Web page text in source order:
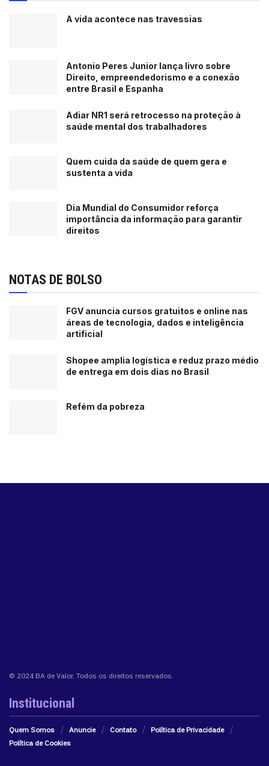
A vida acontece nas travessias
Antonio Peres Junior lança livro sobre
Direito, empreendedorismo e a conexão
entre Brasil e Espanha
Adiar NR1 será retrocesso na proteção à
saúde mental dos trabalhadores
Quem cuida da saúde de quem gera e
sustenta a vida
Dia Mundial do Consumidor reforça
importância da informação para garantir
direitos
NOTAS DE BOLSO
FGV anuncia cursos gratuitos e online nas
áreas de tecnologia, dados e inteligência
artificial
Shopee amplia logística e reduz prazo médio
de entrega em dois dias no Brasil
Refém da pobreza
© 2024 BA de Valor. Todos os direitos reservados.
Institucional
Quem Somos Anuncie Contato
Política de Privacidade
Política de Cookies